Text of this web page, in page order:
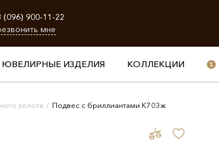
(096) 900-11-22
мне
ЮВЕЛИРНЫЕ ИЗДЕЛИЯ КОЛЛЕКЦИИ
золота / Подвес с бриллиантами К703ж